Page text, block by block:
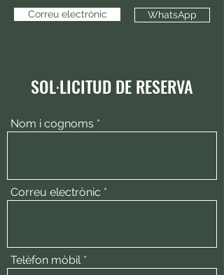
Correu electrònic WhatsApp
SOL·LICITUD DE RESERVA
Nom i cognoms
Correu electrònic
Telèfon mòbil